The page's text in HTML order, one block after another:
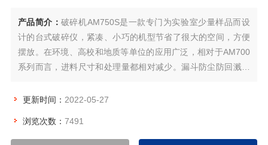
产品简介： 破碎机AM750S是一款专门为实验室少量样品而设
计的台式破碎仪，紧凑、小巧的机型节省了很大的空间，方便
摆放。在环境、高校和地质等单位的应用广泛，相对于AM700
系列而言，进料尺寸和处理量都相对减少。漏斗防尘防回溅设
更新时间： 2022-05-27
浏览次数： 7491